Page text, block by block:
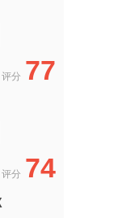
评分 85
评分 75